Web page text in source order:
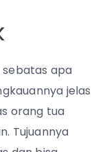
apa
jelas
orang tua
Tujuannya